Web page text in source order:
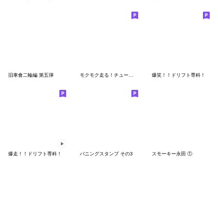
旧車會二輪編 第五弾 モクモク走る！チューンドカースタンプ3 爆笑！！ドリフト専科！
爆走！！ドリフト専科！ バニングスタンプ その3 スモーキー永田 ①